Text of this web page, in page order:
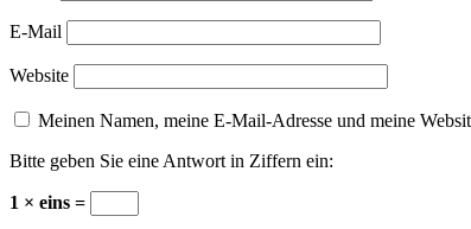
E-Mail
Website
Meinen Namen, meine E-Mail-Adresse und meine
Bitte geben Sie eine Antwort in Ziffern ein:
1 × eins =